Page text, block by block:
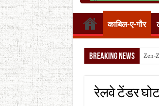
काबिल-ए-गौर
Breaking News टैरिफ
रेलवे टेंडर